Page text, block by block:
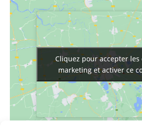
Cliquez pour accepter les
marketing et activer ce
Cliquez pour accepter les
marketing et activer ce